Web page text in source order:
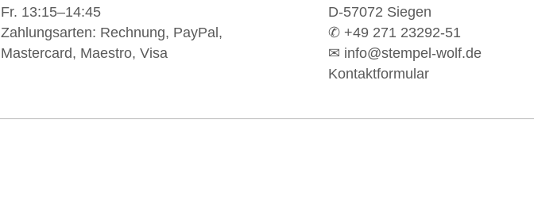
Fr. 13:15–14:45
Zahlungsarten: Rechnung, PayPal,
Mastercard, Maestro, Visa
D-57072 Siegen
✆ +49 271 23292-51
✉ info@stempel-wolf.de
Kontaktformular